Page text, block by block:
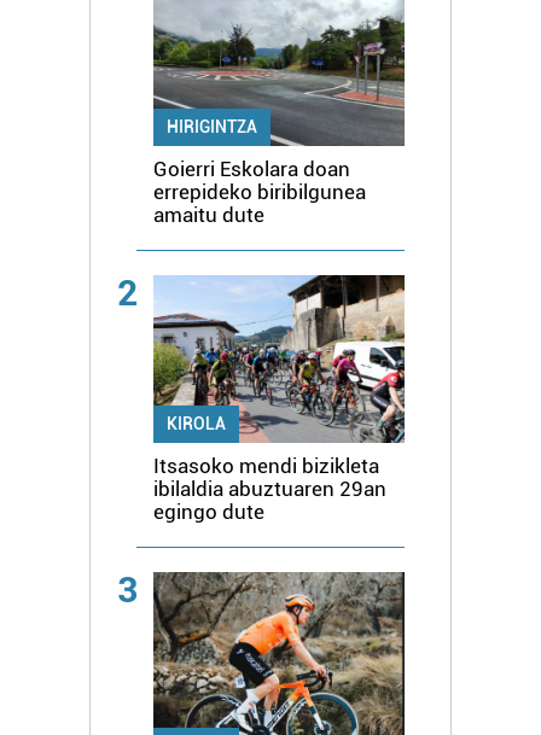
HIRIGINTZA
Goierri Eskolara doan
errepideko biribilgunea
amaitu dute
2
KIROLA
Itsasoko mendi bizikleta
ibilaldia abuztuaren 29an
egingo dute
3